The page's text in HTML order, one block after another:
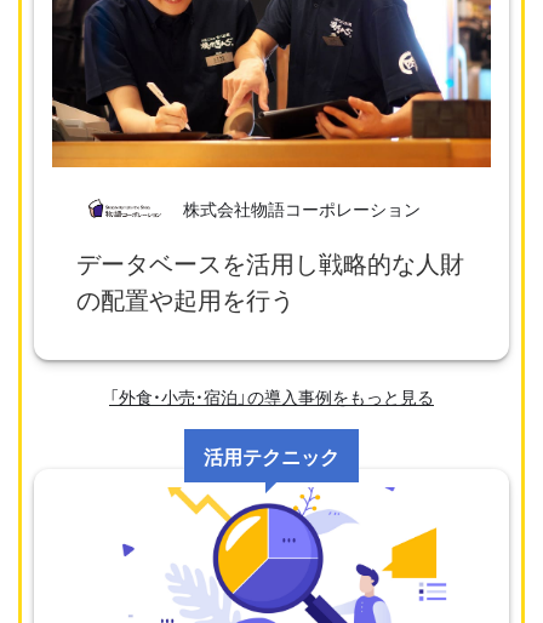
株式会社物語コーポレーション
データベースを活用し戦略的な人財
の配置や起用を行う
「外食・小売・宿泊」の導入事例をもっと見る